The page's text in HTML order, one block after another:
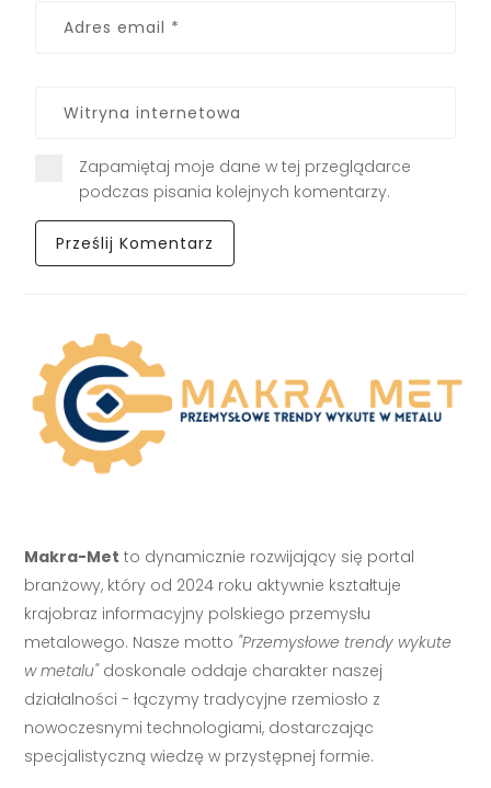
Zapamiętaj moje dane w tej przeglądarce
podczas pisania kolejnych komentarzy.
Makra-Met to dynamicznie rozwijający się portal
branżowy, który od 2024 roku aktywnie kształtuje
krajobraz informacyjny polskiego przemysłu
metalowego. Nasze motto "Przemysłowe trendy wykute
w metalu"doskonale oddaje charakter naszej
działalności - łączymy tradycyjne rzemiosło z
nowoczesnymi technologiami, dostarczając
specjalistyczną wiedzę w przystępnej formie.